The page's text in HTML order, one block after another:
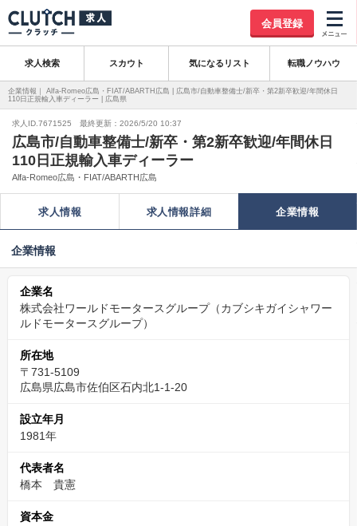
会員登録
求人検索 スカウト 気になるリスト 転職ノウハウ
企業情報｜ Alfa-Romeo広島・FIAT/ABARTH広島 | 広島市/自動車整備士/新卒・第2新卒歓迎/年間休日
110日正規輸入車ディーラー | 広島県
求人ID.7671525 最終更新：2026/5/20 10:37
広島市/自動車整備士/新卒・第2新卒歓迎/年間休日
110日正規輸入車ディーラー
Alfa-Romeo広島・FIAT/ABARTH広島
求人情報 求人情報詳細 企業情報
企業情報
企業名
株式会社ワールドモータースグループ（カブシキガイシャワー
ルドモータースグループ）
所在地
〒731-5109
広島県広島市佐伯区石内北1-1-20
設立年月
1981年
代表者名
橋本 貴憲
資本金